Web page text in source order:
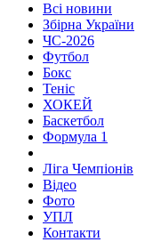
Всі новини
Збірна України
ЧС-2026
Футбол
Бокс
Теніс
ХОКЕЙ
Баскетбол
Формула 1
Ліга Чемпіонів
Відео
Фото
УПЛ
Контакти